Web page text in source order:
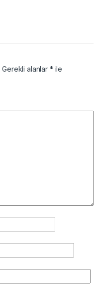
Gerekli alanlar * ile